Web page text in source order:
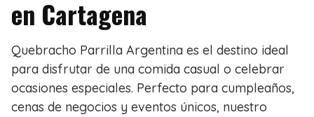
en Cartagena
Quebracho Parrilla Argentina es el destino ideal
para disfrutar de una comida casual o celebrar
ocasiones especiales. Perfecto para cumpleaños,
cenas de negocios y eventos únicos, nuestro